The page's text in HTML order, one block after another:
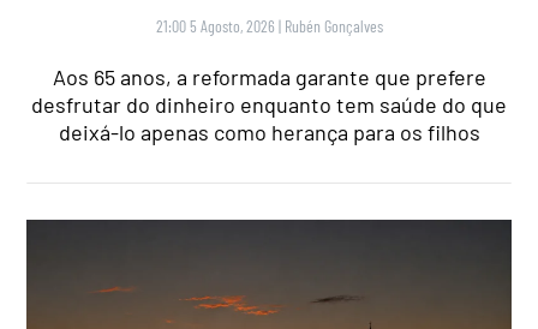
21:00 5 Agosto, 2026 | Rubén Gonçalves
Aos 65 anos, a reformada garante que prefere
desfrutar do dinheiro enquanto tem saúde do que
deixá-lo apenas como herança para os filhos